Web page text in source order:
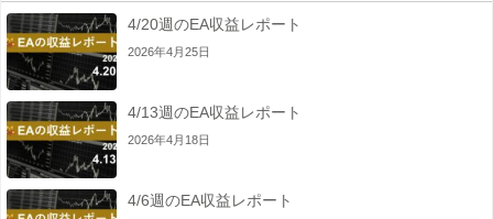
4/20週のEA収益レポート
2026年4月25日
4/13週のEA収益レポート
2026年4月18日
4/6週のEA収益レポート